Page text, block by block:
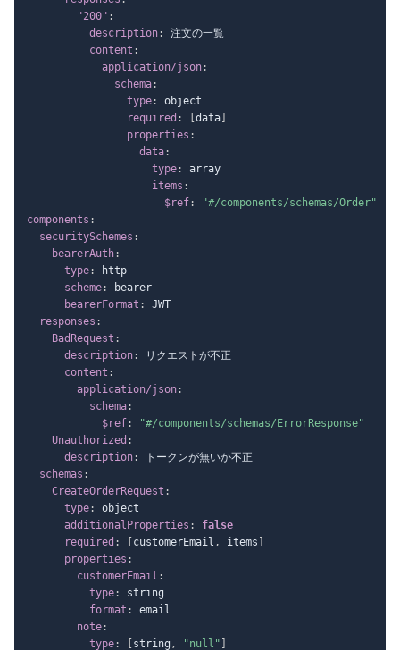
"200" :
description:
注文の一覧
content :
application/json:
schema:
type:
object
required : data
properties :
data:
type:
array
items :
$ref:
"#/components/schemas/Order"
components :
securitySchemes :
bearerAuth:
type:
http
scheme:
bearer
bearerFormat :
JWT
responses :
BadRequest :
description:
リクエストが不正
content :
application/json:
schema:
$ref:
"#/components/schemas/ErrorResponse"
Unauthorized :
description:
トークンが無いか不正
schemas :
CreateOrderRequest :
type:
object
additionalProperties :
false
required : customerEmail , items
properties :
customerEmail :
type:
string
format :
email
note:
type: string , "null"